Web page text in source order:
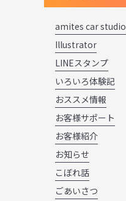
amites car studio
Illustrator
LINEスタンプ
いろいろ体験記
おススメ情報
お客様サポート
お客様紹介
お知らせ
こぼれ話
ごあいさつ